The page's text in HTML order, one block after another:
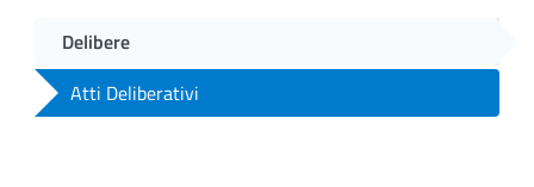
Delibere
Atti Deliberativi